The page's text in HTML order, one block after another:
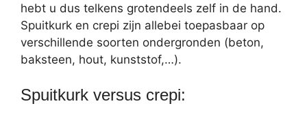
hebt u dus telkens grotendeels zelf in de hand.
Spuitkurk en crepi zijn allebei toepasbaar op
verschillende soorten ondergronden (beton,
baksteen, hout, kunststof,…).
Spuitkurk versus crepi: